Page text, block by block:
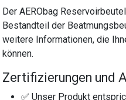
Der AERObag
Bestandteil der
weitere Informationen, die
können.
Zertifizierungen und
✅ Unser Produkt